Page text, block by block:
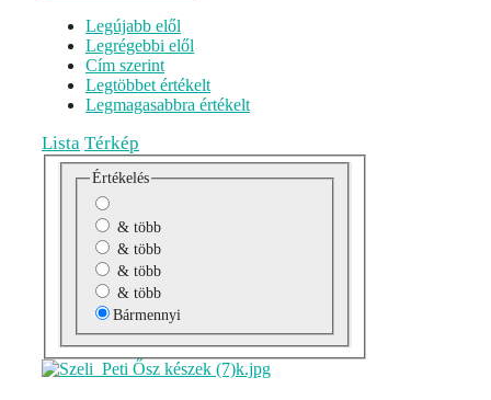
Legújabb elől
Legrégebbi elől
Cím szerint
Legtöbbet értékelt
Legmagasabbra értékelt
Lista Térkép
Értékelés
& több
& több
& több
& több
Bármennyi